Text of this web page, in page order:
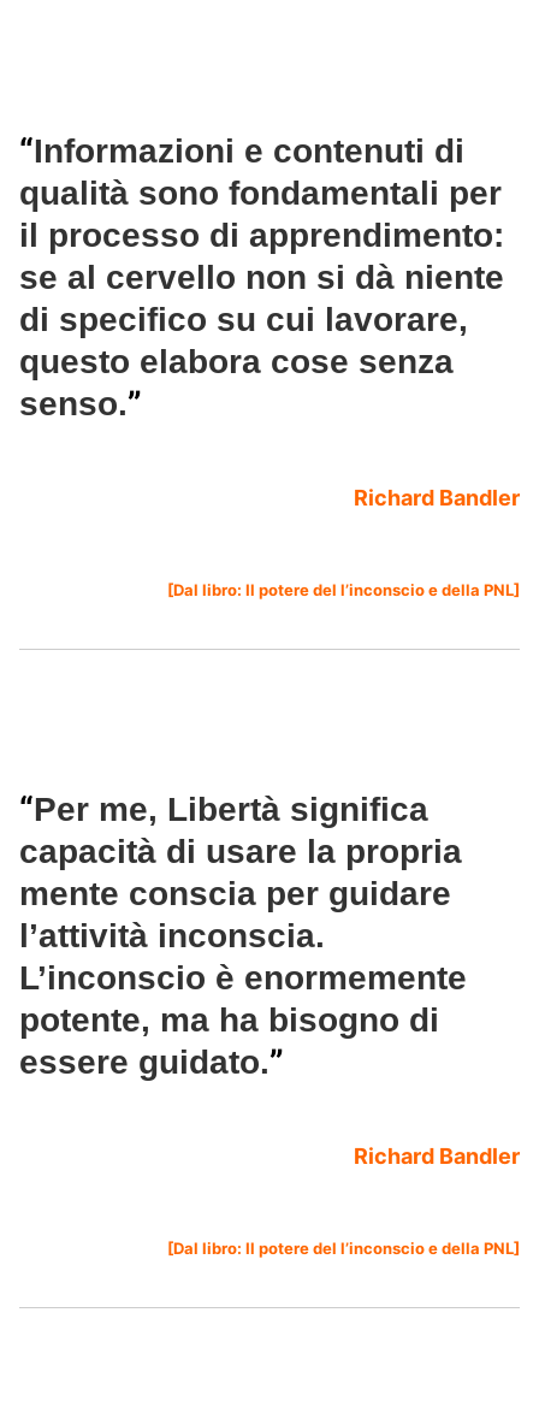
“Informazioni e contenuti di
qualità sono fondamentali per
il processo di apprendimento:
se al cervello non si dà niente
di specifico su cui lavorare,
questo elabora cose senza
senso.”
Richard Bandler
[Dal libro: Il potere del l’inconscio e della PNL]
“Per me, Libertà significa
capacità di usare la propria
mente conscia per guidare
l’attività inconscia.
L’inconscio è enormemente
potente, ma ha bisogno di
essere guidato.”
Richard Bandler
[Dal libro: Il potere del l’inconscio e della PNL]